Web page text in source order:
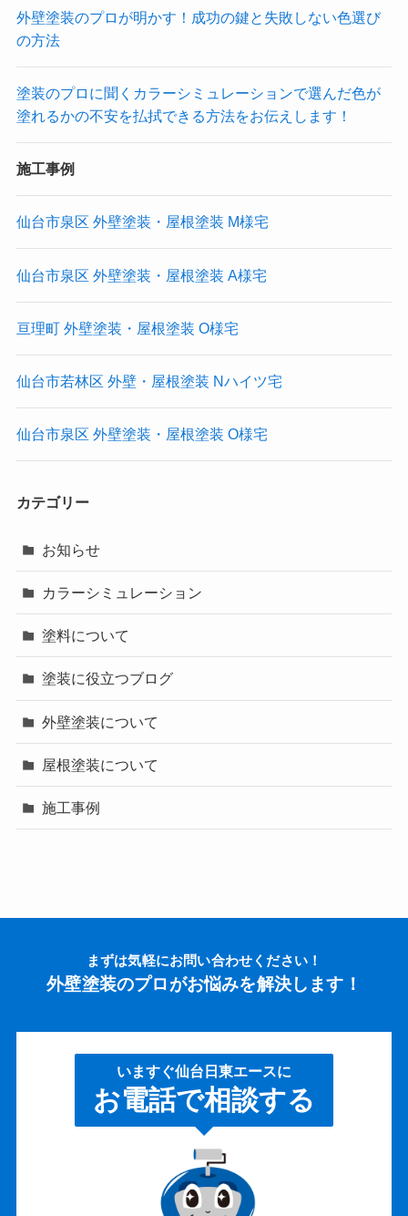
外壁塗装のプロが明かす！成功の鍵と失敗しない色選び
の方法
塗装のプロに聞くカラーシミュレーションで選んだ色が
塗れるかの不安を払拭できる方法をお伝えします！
施工事例
仙台市泉区 外壁塗装・屋根塗装 M様宅
仙台市泉区 外壁塗装・屋根塗装 A様宅
亘理町 外壁塗装・屋根塗装 O様宅
仙台市若林区 外壁・屋根塗装 Nハイツ宅
仙台市泉区 外壁塗装・屋根塗装 O様宅
カテゴリー
お知らせ
カラーシミュレーション
塗料について
塗装に役立つブログ
外壁塗装について
屋根塗装について
施工事例
まずは気軽にお問い合わせください！
外壁塗装のプロがお悩みを解決します！
いますぐ仙台日東エースに
お電話で相談する